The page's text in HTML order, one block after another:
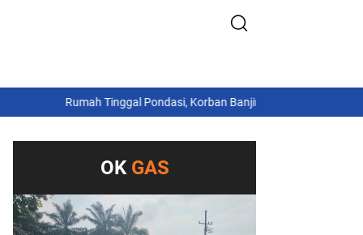
Rumah Tinggal Pondasi, Korban Banjir Arabungong Belum Terima
OK GAS